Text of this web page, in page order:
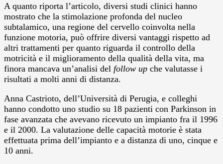
A quanto riporta l’articolo, diversi studi clinici hanno
mostrato che la stimolazione profonda del nucleo
subtalamico, una regione del cervello coinvolta nella
funzione motoria, può offrire diversi vantaggi rispetto ad
altri trattamenti per quanto riguarda il controllo della
motricità e il miglioramento della qualità della vita, ma
finora mancava un’analisi del follow up che valutasse i
risultati a molti anni di distanza.
Anna Castrioto, dell’Università di Perugia, e colleghi
hanno condotto uno studio su 18 pazienti con Parkinson in
fase avanzata che avevano ricevuto un impianto fra il 1996
e il 2000. La valutazione delle capacità motorie è stata
effettuata prima dell’impianto e a distanza di uno, cinque e
10 anni.